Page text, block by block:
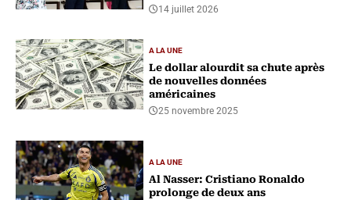
14 juillet 2026
A LA UNE
Le dollar alourdit sa chute après
de nouvelles données
américaines
25 novembre 2025
A LA UNE
Al Nasser: Cristiano Ronaldo
prolonge de deux ans